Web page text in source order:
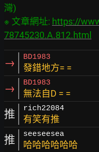
灣)
※ 文章網址: https://
78745230.A.812.html
→ BD1983
發錯地方= =
→ BD1983
無法自D = =
推 rich22084
有笑有推
推 seeseesea
哈哈哈哈哈哈